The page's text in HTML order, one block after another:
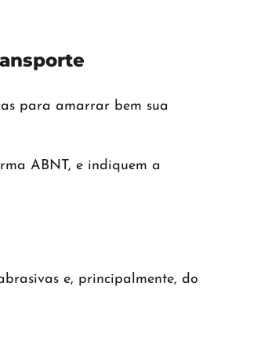
para amarrar bem sua
ABNT, e indiquem a
e, principalmente, do